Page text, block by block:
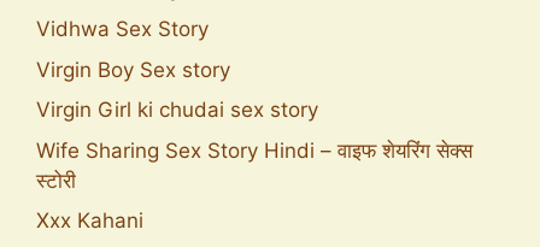
Vidhwa Sex Story
Virgin Boy Sex story
Virgin Girl ki chudai sex story
Wife Sharing Sex Story Hindi – वाइफ शेयरिंग सेक्स
स्टोरी
Xxx Kahani